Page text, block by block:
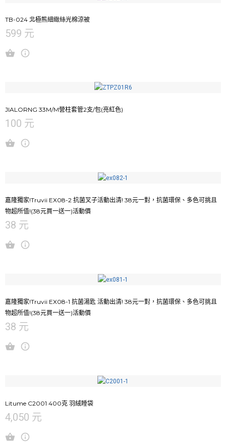
TB-024 北極熊細緻絲光棉涼被
599 元
JIALORNG 33M/M營柱套管2支/包(亮紅色)
100 元
嘉隆獨家!Truvii EX08-2 抗菌叉子活動出清! 38元一對，抗菌環保、多色可挑且
物超所值!(38元買一送一)活動價
38 元
嘉隆獨家!Truvii EX08-1 抗菌湯匙 活動出清! 38元一對，抗菌環保、多色可挑且
物超所值!(38元買一送一)活動價
38 元
Litume C2001 400克 羽絨睡袋
4,050 元